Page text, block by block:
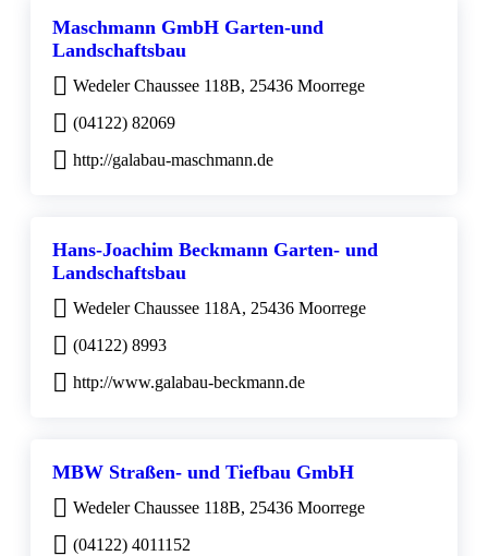
Maschmann GmbH Garten-und
Landschaftsbau
Wedeler Chaussee 118B, 25436 Moorrege
(04122) 82069
http://galabau-maschmann.de
Hans-Joachim Beckmann Garten- und
Landschaftsbau
Wedeler Chaussee 118A, 25436 Moorrege
(04122) 8993
http://www.galabau-beckmann.de
MBW Straßen- und Tiefbau GmbH
Wedeler Chaussee 118B, 25436 Moorrege
(04122) 4011152